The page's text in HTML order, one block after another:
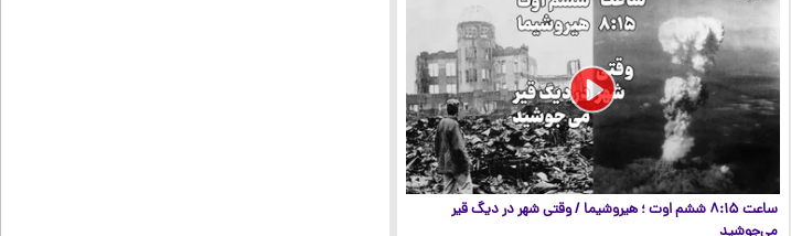
ساعت ۸:۱۵ ششم اوت ؛ هیروشیما / وقتی شهر در دیگ قیر